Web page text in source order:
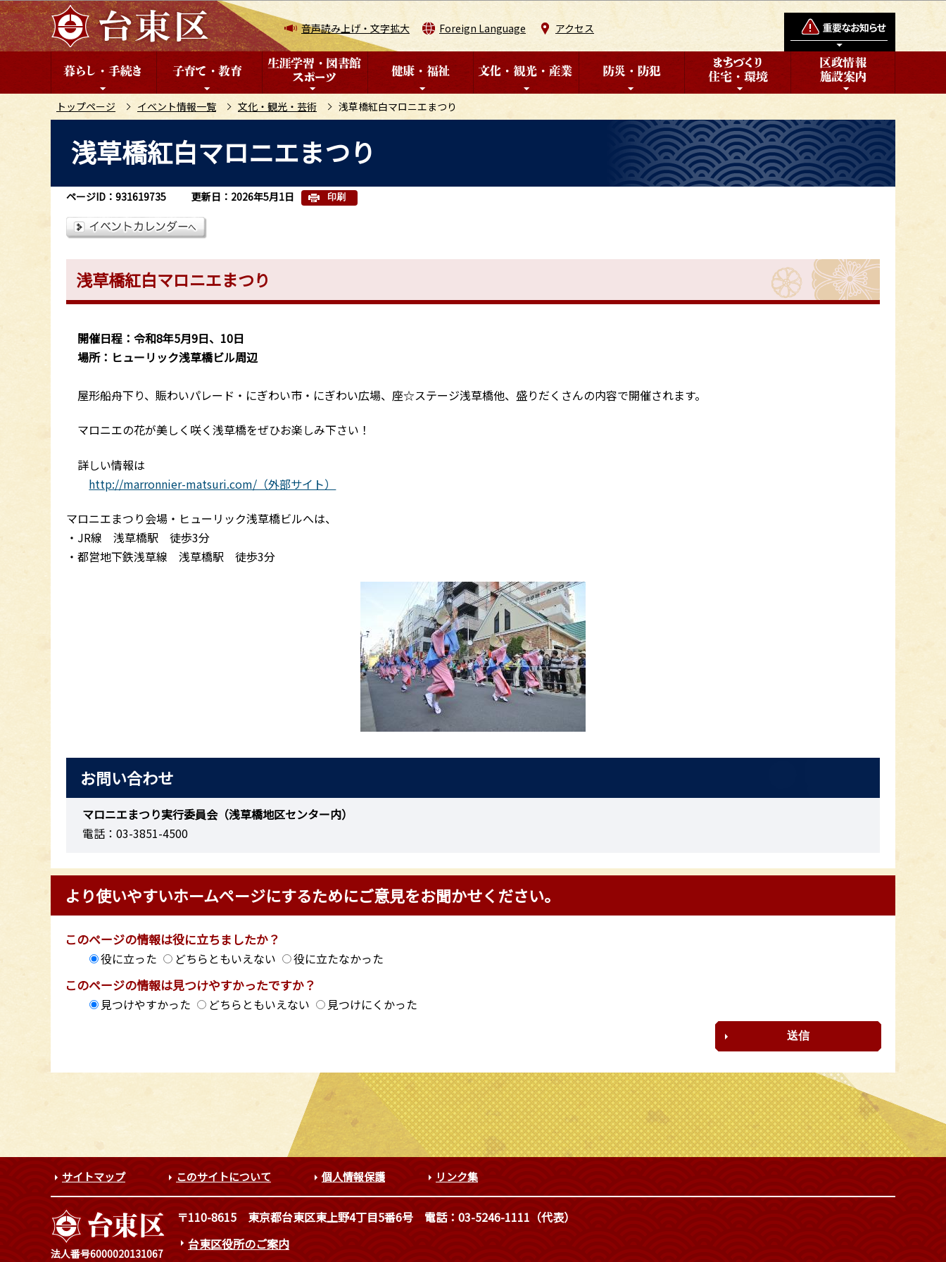
こ
の
ペ
音声読み上げ・文字拡大 Foreign Language アクセス
トップページ イベント情報一覧 文化・観光・芸術 浅草橋紅白マロニエまつり
こ
浅草橋紅白マロニエまつり
ページID：931619735 更新日：2026年5月1日 印刷
浅草橋紅白マロニエまつり
開催日程：令和8年5月9日、10日
場所：ヒューリック浅草橋ビル周辺
屋形船舟下り、賑わいパレード・にぎわい市・にぎわい広場、座☆ステージ浅草橋他、盛りだくさんの内容で開催されます。
マロニエの花が美しく咲く浅草橋をぜひお楽しみ下さい！
詳しい情報は
http://marronnier-matsuri.com/（外部サイト）
マロニエまつり会場・ヒューリック浅草橋ビルへは、
・JR線 浅草橋駅 徒歩3分
・都営地下鉄浅草線 浅草橋駅 徒歩3分
お問い合わせ
マロニエまつり実行委員会（浅草橋地区センター内）
電話：03-3851-4500
より使いやすいホームページにするためにご意見をお聞かせください。
このページの情報は役に立ちましたか？
役に立った どちらともいえない 役に立たなかった
このページの情報は見つけやすかったですか？
見つけやすかった どちらともいえない 見つけにくかった
サイトマップ このサイトについて 個人情報保護 リンク集
法人番号6000020131067
〒110-8615 東京都台東区東上野4丁目5番6号
電話：03-5246-1111（代表）
台東区役所のご案内